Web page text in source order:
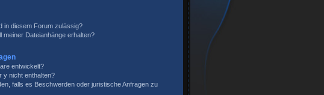
in diesem Forum zulässig?
meiner Dateianhänge erhalten?
entwickelt?
y nicht enthalten?
falls es Beschwerden oder juristische Anfragen zu